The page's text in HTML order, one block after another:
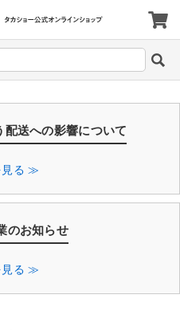
送への影響について
見る ≫
のお知らせ
見る ≫